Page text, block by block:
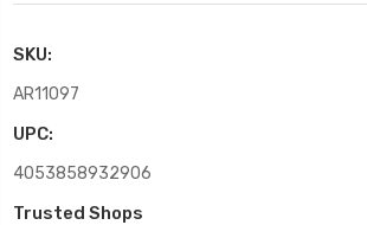
SKU:
AR11097
UPC:
4053858932906
Trusted Shops